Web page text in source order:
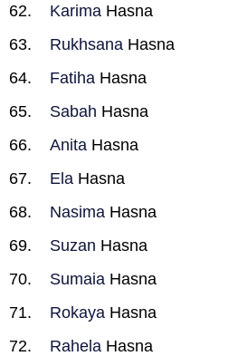
Karima Hasna
Rukhsana Hasna
Fatiha Hasna
Sabah Hasna
Anita Hasna
Ela Hasna
Nasima Hasna
Suzan Hasna
Sumaia Hasna
Rokaya Hasna
Rahela Hasna